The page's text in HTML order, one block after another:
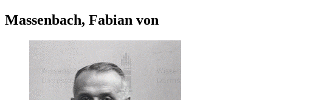
Massenbach, Fabian von